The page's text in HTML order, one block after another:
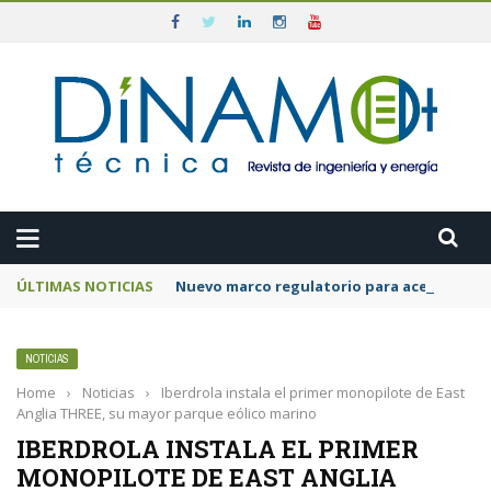
ÚLTIMAS NOTICIAS Nuevo marco regulatorio para acelerar
NOTICIAS
Home › Noticias ›
Iberdrola instala el primer monopilote de East
Anglia THREE, su mayor parque eólico marino
IBERDROLA INSTALA EL PRIMER
MONOPILOTE DE EAST ANGLIA